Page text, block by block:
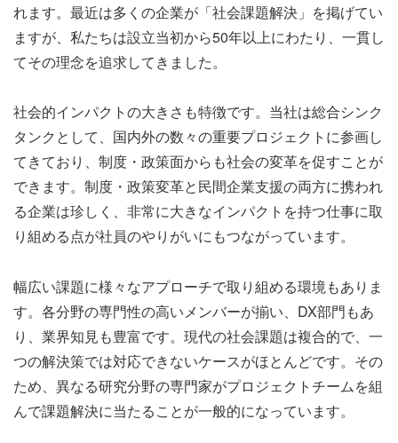
れます。最近は多くの企業が「社会課題解決」を掲げてい
ますが、私たちは設立当初から50年以上にわたり、一貫し
てその理念を追求してきました。
社会的インパクトの大きさも特徴です。当社は総合シンク
タンクとして、国内外の数々の重要プロジェクトに参画し
てきており、制度・政策面からも社会の変革を促すことが
できます。制度・政策変革と民間企業支援の両方に携われ
る企業は珍しく、非常に大きなインパクトを持つ仕事に取
り組める点が社員のやりがいにもつながっています。
幅広い課題に様々なアプローチで取り組める環境もありま
す。各分野の専門性の高いメンバーが揃い、DX部門もあ
り、業界知見も豊富です。現代の社会課題は複合的で、一
つの解決策では対応できないケースがほとんどです。その
ため、異なる研究分野の専門家がプロジェクトチームを組
んで課題解決に当たることが一般的になっています。